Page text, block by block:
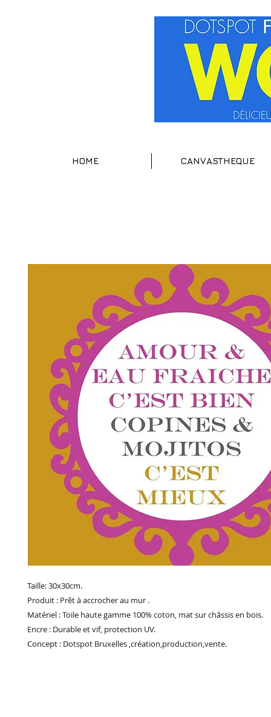
HOME CANVASTHEQUE
Taille: 30x30cm.
Produit : Prêt à accrocher au mur .
Matériel : Toile haute gamme 100% coton, mat sur châssis en bois.
Encre : Durable et vif, protection UV.
Concept : Dotspot Bruxelles ,création,production,vente.